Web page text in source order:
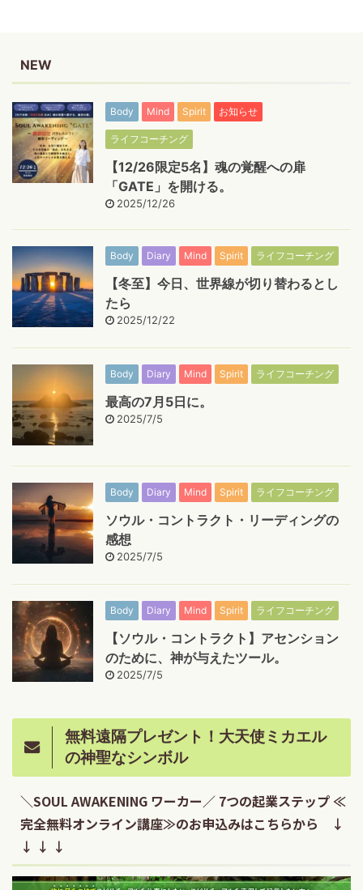
NEW
Body Mind Spirit お知らせ
ライフコーチング
【12/26限定5名】魂の覚醒への扉
「GATE」を開ける。
2025/12/26
Body Diary Mind Spirit ライフコーチング
【冬至】今日、世界線が切り替わるとし
たら
2025/12/22
Body Diary Mind Spirit ライフコーチング
最高の7月5日に。
2025/7/5
Body Diary Mind Spirit ライフコーチング
ソウル・コントラクト・リーディングの
感想
2025/7/5
Body Diary Mind Spirit ライフコーチング
【ソウル・コントラクト】アセンション
のために、神が与えたツール。
2025/7/5
無料遠隔プレゼント！大天使ミカエル
の神聖なシンボル
＼SOUL AWAKENING ワーカー／ 7つの起業ステップ ≪
完全無料オンライン講座≫のお申込みはこちらから ↓
↓ ↓ ↓